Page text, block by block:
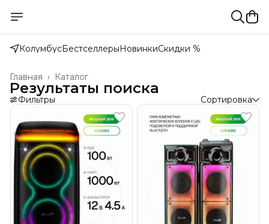
КолумбусБестселлерыНовинкиСкидки %
Каталог
Главная ›
Результаты поиска
Фильтры Сортировка